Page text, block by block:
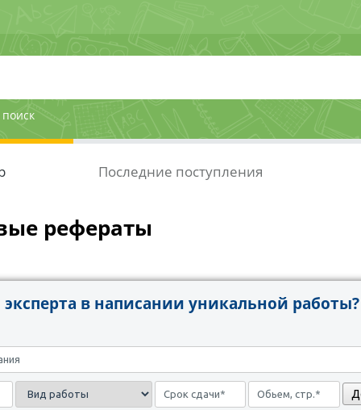
Последние поступления
рефераты
в написании уникальной работы?